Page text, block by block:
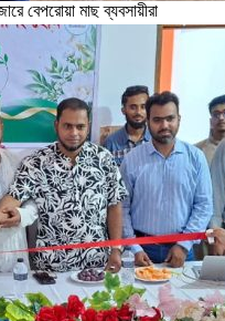
বেপরোয়া মাছ ব্যবসায়ীরা